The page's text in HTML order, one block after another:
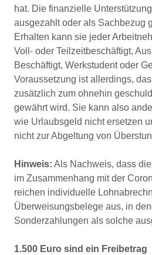
hat. Die finanzielle
ausgezahlt oder als Sachbezug
Erhalten kann sie jeder
Voll- oder Teilzeitbeschäftigt,
Beschäftigt, Werkstudent oder
Voraussetzung ist allerdings,
zusätzlich zum ohnehin
gewährt wird. Sie kann also
wie Urlaubsgeld nicht ersetzen
nicht zur Abgeltung von
Hinweis: Als Nachweis, dass
im Zusammenhang mit der
reichen individuelle
Überweisungsbelege aus, in
Sonderzahlungen als solche
1.500 Euro sind ein Freibetrag